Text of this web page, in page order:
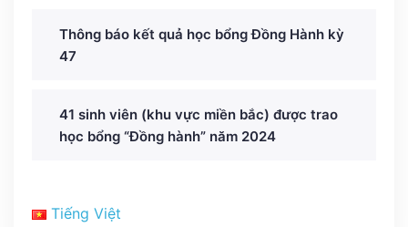
Thông báo kết quả học bổng Đồng Hành kỳ
47
41 sinh viên (khu vực miền bắc) được trao
học bổng “Đồng hành” năm 2024
Tiếng Việt